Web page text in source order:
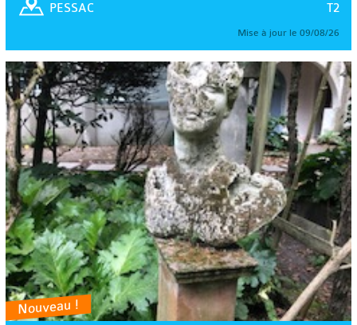
T2
PESSAC
Mise à jour le 09/08/26
Nouveau !